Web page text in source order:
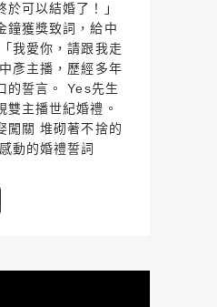
於可以結婚了！」
鐘獲獎致詞，給中
我愛你，請跟我走
彥主播，歷經多年
的誓言。 Yes先生
雙主播世紀婚禮。
闖關 堆砌著不捨的
動的婚禮誓詞